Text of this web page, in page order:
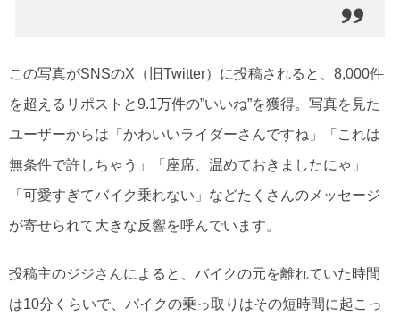
この写真がSNSのX（旧Twitter）に投稿されると、8,000件
を超えるリポストと9.1万件の”いいね”を獲得。写真を見た
ユーザーからは「かわいいライダーさんですね」「これは
無条件で許しちゃう」「座席、温めておきましたにゃ」
「可愛すぎてバイク乗れない」などたくさんのメッセージ
が寄せられて大きな反響を呼んでいます。
投稿主のジジさんによると、バイクの元を離れていた時間
は10分くらいで、バイクの乗っ取りはその短時間に起こっ